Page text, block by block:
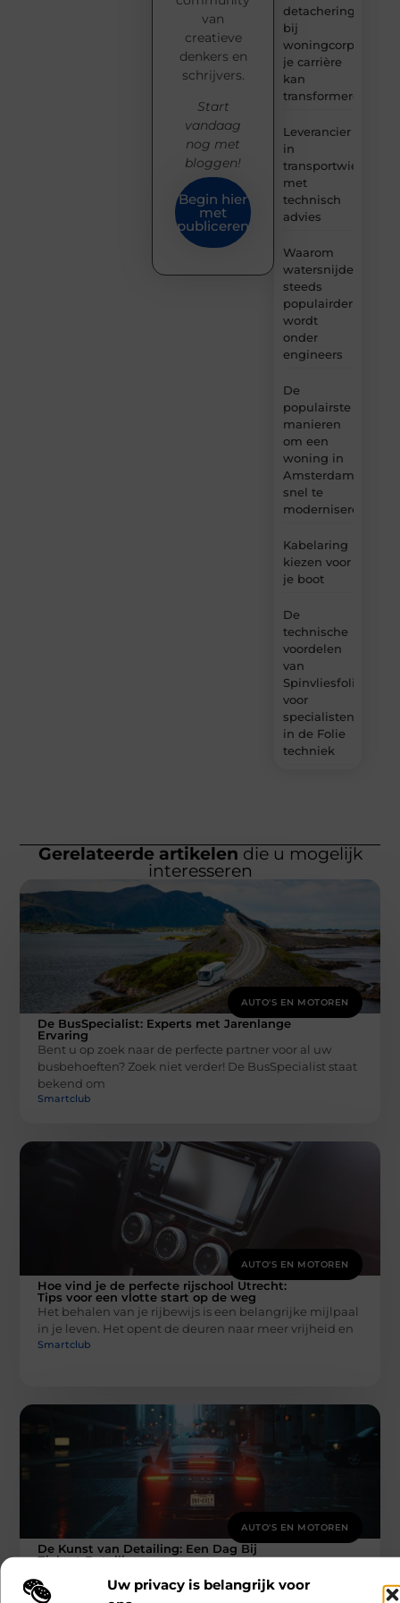
Uw privacy is belangrijk voor
detachering
bij
woningcorporaties
je carrière
kan
transformeren
Leverancier
in
transportwielen
met
technisch
advies
Waarom
watersnijden
steeds
populairder
wordt
onder
engineers
De
populairste
manieren
om een
woning in
Amsterdam
snel te
moderniseren
Kabelaring
kiezen voor
je boot
De
technische
voordelen
van
Spinvliesfolie
voor
specialisten
in de Folie
techniek
van
creatieve
denkers en
schrijvers.
Start
vandaag
nog met
bloggen!
Begin hier
met
publiceren
Gerelateerde artikelen die u mogelijk
interesseren
AUTO'S EN MOTOREN
De BusSpecialist: Experts met Jarenlange
Ervaring
Bent u op zoek naar de perfecte partner voor al uw
busbehoeften? Zoek niet verder! De BusSpecialist staat
bekend om
Smartclub
AUTO'S EN MOTOREN
Hoe vind je de perfecte rijschool Utrecht:
Tips voor een vlotte start op de weg
Het behalen van je rijbewijs is een belangrijke mijlpaal
in je leven. Het opent de deuren naar meer vrijheid en
Smartclub
AUTO'S EN MOTOREN
De Kunst van Detailing: Een Dag Bij
Ziebart Detailing
een vervoersmiddel. Het is een verlengstuk van uzelf,